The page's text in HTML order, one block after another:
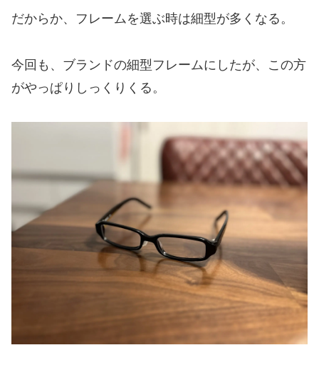
だからか、フレームを選ぶ時は細型が多くなる。
今回も、ブランドの細型フレームにしたが、この方
がやっぱりしっくりくる。